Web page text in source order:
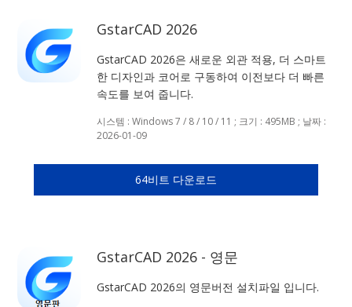
GstarCAD 2026
GstarCAD 2026은 새로운 외관 적용, 더 스마트
한 디자인과 코어로 구동하여 이전보다 더 빠른
속도를 보여 줍니다.
시스템 : Windows 7 / 8 / 10 / 11 ; 크기 : 495MB ; 날짜 :
2026-01-09
64비트 다운로드
GstarCAD 2026 - 영문
GstarCAD 2026의 영문버전 설치파일 입니다.